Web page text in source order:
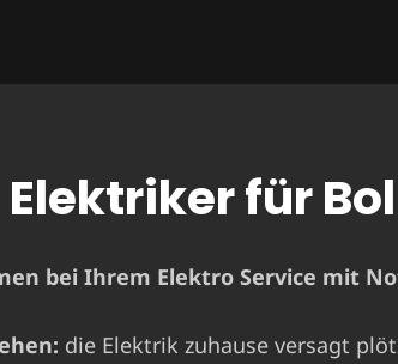
Elektriker für
bei Ihrem Elektro Service mit
die Elektrik zuhause versagt